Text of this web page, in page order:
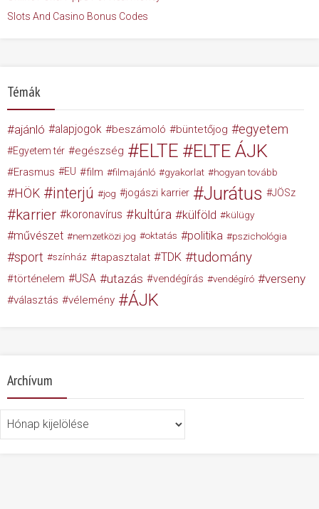
Slots And Casino Bonus Codes
Témák
ajánló alapjogok beszámoló büntetőjog egyetem
Egyetem tér egészség ELTE ELTE ÁJK
Erasmus EU film filmajánló gyakorlat hogyan tovább
HÖK interjú jog jogászi karrier Jurátus JÖSz
karrier koronavírus kultúra külföld külügy
művészet nemzetközi jog oktatás politika pszichológia
sport színház tapasztalat TDK tudomány
történelem USA utazás vendégírás vendégíró verseny
választás vélemény ÁJK
Archívum
Archívum